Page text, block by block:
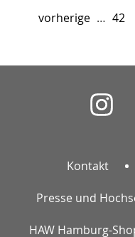
vorherige … 42
Kontakt
Presse und
HAW Hamburg-